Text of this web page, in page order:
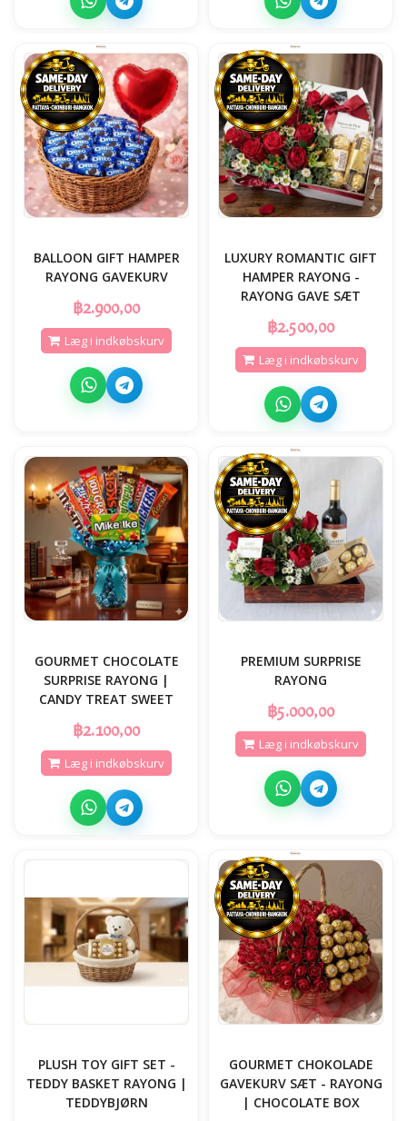
BALLOON GIFT HAMPER
RAYONG GAVEKURV
฿2.900,00
Læg i indkøbskurv
LUXURY ROMANTIC GIFT
HAMPER RAYONG -
RAYONG GAVE SÆT
฿2.500,00
Læg i indkøbskurv
GOURMET CHOCOLATE
SURPRISE RAYONG |
CANDY TREAT SWEET
฿2.100,00
Læg i indkøbskurv
PREMIUM SURPRISE
RAYONG
฿5.000,00
Læg i indkøbskurv
PLUSH TOY GIFT SET -
TEDDY BASKET RAYONG |
TEDDYBJØRN
GOURMET CHOKOLADE
GAVEKURV SÆT - RAYONG
| CHOCOLATE BOX